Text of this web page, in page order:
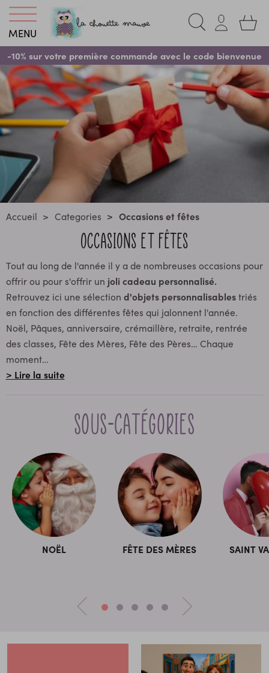
MENU
-10% sur votre première commande avec le code bienvenue
Accueil Categories Occasions et fêtes
OCCASIONS ET FÊTES
Tout au long de l'année il y a de nombreuses occasions pour
offrir ou pour s'offrir un joli cadeau personnalisé.
Retrouvez ici une sélection d'objets personnalisablestriés
en fonction des différentes fêtes qui jalonnent l'année.
Noël, Pâques, anniversaire, crémaillère, retraite, rentrée
des classes, Fête des Mères, Fête des Pères… Chaque
moment…
> Lire la suite
Sous-catégories
NOËL FÊTE DES MÈRES SAINT